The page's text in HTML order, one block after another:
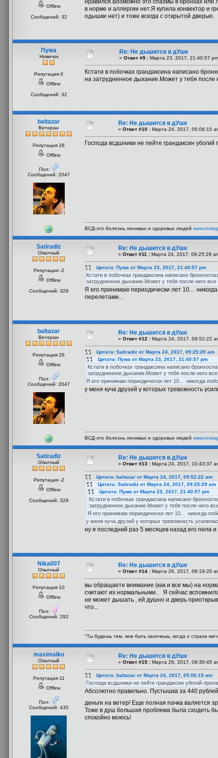
Offline
Сообщений: 32
нравился.Возможно это спазмы в бронхах или
в норме и аллергии нет.Я купила конвектор и
одышки нет) и тоже всегда с открытой дверью.
Пума
Новичок
Репутация 0
Offline
Сообщений: 32
Re: Не дышится в дУше
« Ответ #9 : Марта 23, 2017, 21:40:57
Кстати в побочках грандаксина написано
на затрудненное дыхание.Может у тебя после
baltazar
Ветеран
Репутация 26
Offline
Пол:
Сообщений: 2047
Re: Не дышится в дУше
« Ответ #10 : Марта 24, 2017, 05:06:15
Господа всдшники не пейте грандаксин убогий
ВСД-это болезнь ленивых и здоровых людей
Satiradiz
Опытный
Репутация -2
Offline
Сообщений: 329
Re: Не дышится в дУше
« Ответ #11 : Марта 24, 2017, 09:25:29
Цитата: Пума от Марта 23, 2017, 21:40:57 pm
Кстати в побочках грандаксина написано
затрудненное дыхание.Может у тебя после него все
Я его принимаю периодически лет 10...
перелетами...
baltazar
Ветеран
Репутация 26
Offline
Пол:
Сообщений: 2047
Re: Не дышится в дУше
« Ответ #12 : Марта 24, 2017, 09:52:22
Цитата: Satiradiz от Марта 24, 2017, 09:25:29 am
Цитата: Пума от Марта 23, 2017, 21:40:57 pm
Кстати в побочках грандаксина написано
затрудненное дыхание.Может у тебя после него
Я его принимаю периодически лет 10... никогда
у меня куча друзей у которых тревожность
ВСД-это болезнь ленивых и здоровых людей
Satiradiz
Опытный
Репутация -2
Offline
Сообщений: 329
Re: Не дышится в дУше
« Ответ #13 : Марта 24, 2017, 10:43:37
Цитата: baltazar от Марта 24, 2017, 09:52:22 am
Цитата: Satiradiz от Марта 24, 2017, 09:25:29 am
Цитата: Пума от Марта 23, 2017, 21:40:57 pm
Кстати в побочках грандаксина написано
затрудненное дыхание.Может у тебя после него
Я его принимаю периодически лет 10... никогда
у меня куча друзей у которых тревожность
ну я последний раз 5 месяцев назад его пила
Nika007
Опытный
Репутация 10
Offline
Пол:
Сообщений: 292
Re: Не дышится в дУше
« Ответ #14 : Марта 26, 2017, 09:19:20
вы обращаете внимание (как и все мы) на
считают их нормальными.. Я сейчас
не может дышать , ей душно и дверь
что...
"Ты будешь тем, кем быть захочешь, когда о страхи
maximalko
Опытный
Репутация 11
Offline
Пол:
Сообщений: 435
Re: Не дышится в дУше
« Ответ #15 : Марта 26, 2017, 09:30:45
Цитата: baltazar от Марта 24, 2017, 05:06:15 am
Господа всдшники не пейте грандаксин убогий
Абсолютно правильно. Пустышка за 440
деньги на ветер! Еще полная пачка валяется
Тоже в душ большая проблема была сходить
спокойно моюсь!